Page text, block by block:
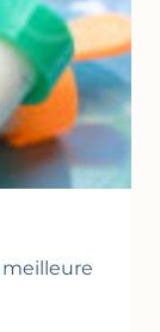
meilleure